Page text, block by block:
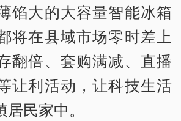
馅大的大容量智能冰箱
将在县域市场零时差上
翻倍、套购满减、直播
让利活动，让科技生活
民家中。